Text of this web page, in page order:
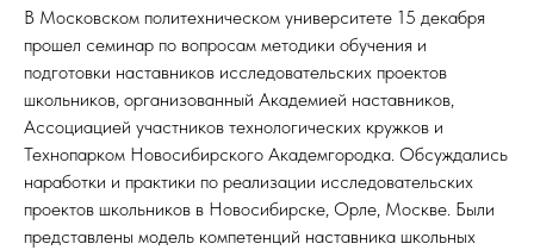
В Московском политехническом университете 15 декабря
прошел семинар по вопросам методики обучения и
подготовки наставников исследовательских проектов
школьников, организованный Академией наставников,
Ассоциацией участников технологических кружков и
Технопарком Новосибирского Академгородка. Обсуждались
наработки и практики по реализации исследовательских
проектов школьников в Новосибирске, Орле, Москве. Были
представлены модель компетенций наставника школьных